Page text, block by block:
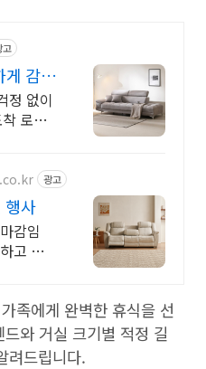
고
게 감싸
정 없이
로켓
광고
행사
감임
고 혜
족에게 완벽한 휴식을 선
와 거실 크기별 적정 길
려드립니다.